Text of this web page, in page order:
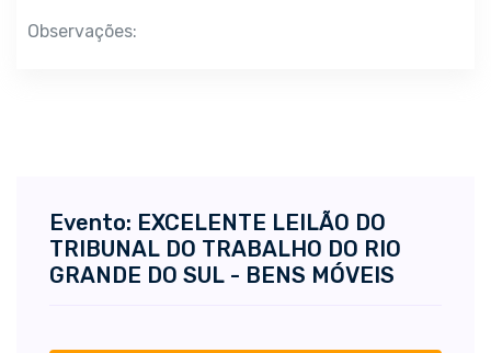
Observações:
Evento: EXCELENTE LEILÃO DO
TRIBUNAL DO TRABALHO DO RIO
GRANDE DO SUL - BENS MÓVEIS